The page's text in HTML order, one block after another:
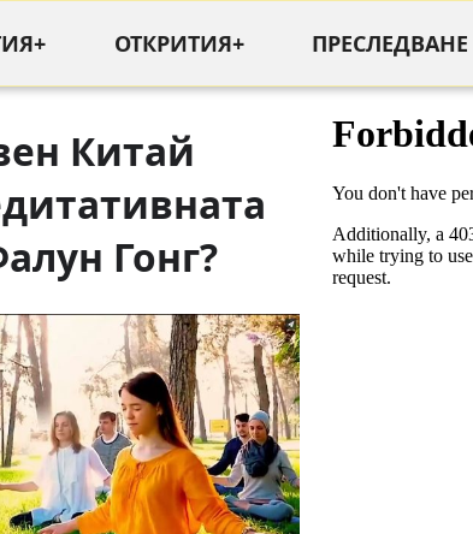
ОТКРИТИЯ+ ПРЕСЛЕДВАНЕ
Китай
Гонг?